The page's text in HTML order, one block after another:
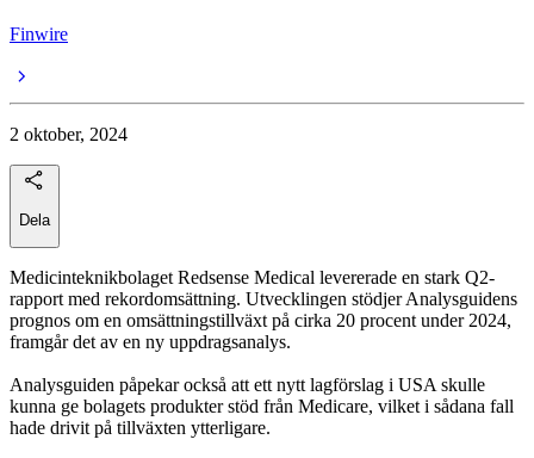
Finwire
2 oktober, 2024
Dela
Medicinteknikbolaget Redsense Medical levererade en stark Q2-
rapport med rekordomsättning. Utvecklingen stödjer Analysguidens
prognos om en omsättningstillväxt på cirka 20 procent under 2024,
framgår det av en ny uppdragsanalys.
Analysguiden påpekar också att ett nytt lagförslag i USA skulle
kunna ge bolagets produkter stöd från Medicare, vilket i sådana fall
hade drivit på tillväxten ytterligare.